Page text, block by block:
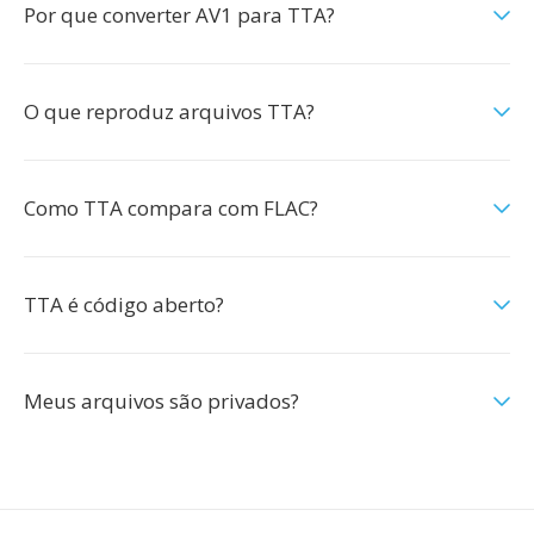
Por que converter AV1 para TTA?
O que reproduz arquivos TTA?
Como TTA compara com FLAC?
TTA é código aberto?
Meus arquivos são privados?